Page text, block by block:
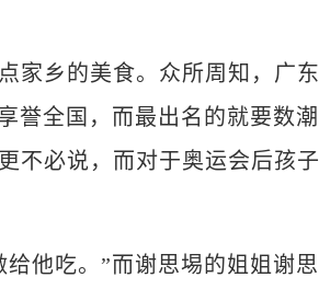
乡的美食。众所周知，广东
誉全国，而最出名的就要数潮
不必说，而对于奥运会后孩子
他吃。”而谢思埸的姐姐谢思